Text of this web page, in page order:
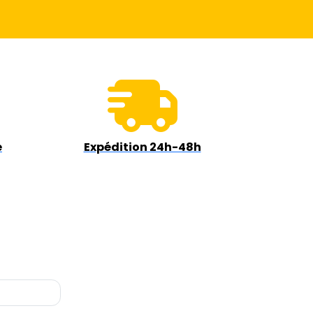
Expédition 24h-48h